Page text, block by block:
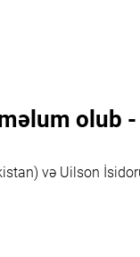
olub -
və Uilson